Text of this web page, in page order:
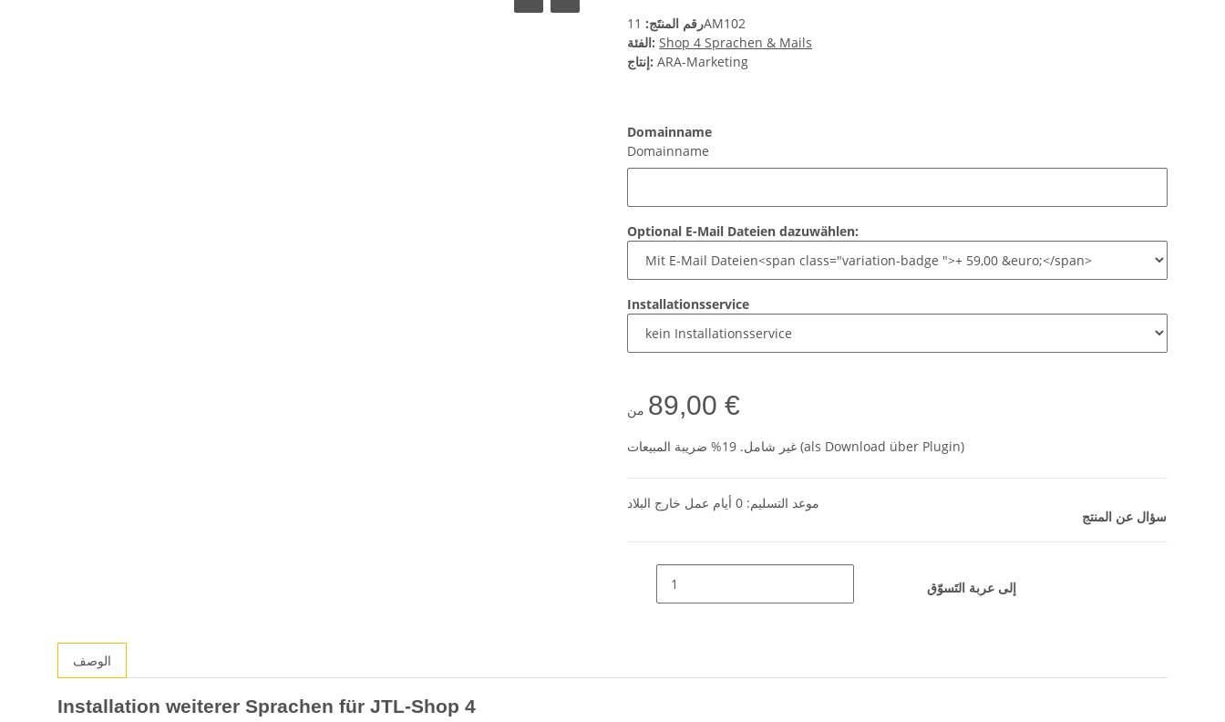
رقم المنتَج:11AM102
الفئة: Shop 4 Sprachen & Mails
إنتاج: ARA-Marketing
Domainname
Domainname
Optional E-Mail Dateien dazuwählen:
Installationsservice
89,00 €
غير شامل. 19% ضريبة المبيعات (als Download über Plugin)
موعد التسليم: 0 أيام عمل خارج البلاد
سؤال عن المنتج
إلى عربة التَسوّق
الوصف
Installation weiterer Sprachen für JTL-Shop 4